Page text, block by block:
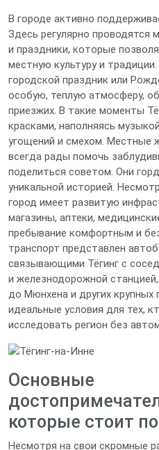
В городе активно
Здесь регулярно проводятся
и праздники, которые
местную культуру и
городской праздник или
особую, теплую атмосферу,
приезжих. В такие моменты
красками, наполняясь
угощений и смехом. Местные
всегда рады помочь
поделиться советом. Они
уникальной историей.
город имеет развитую
магазины, аптеки,
пребывание комфортным и
транспорт представлен
связывающими Тёгинг с
и железнодорожной
до Мюнхена и других крупных
идеальные условия для тех,
исследовать регион без
Основные
которые стоит
Несмотря на свои скромные